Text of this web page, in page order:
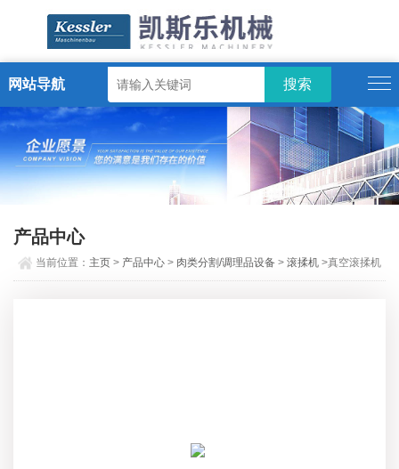
ENGLISH
网站导航
产品中心
当前位置： 主页 > 产品中心 > 肉类分割/调理品设备 >滚揉机 >真空滚揉机